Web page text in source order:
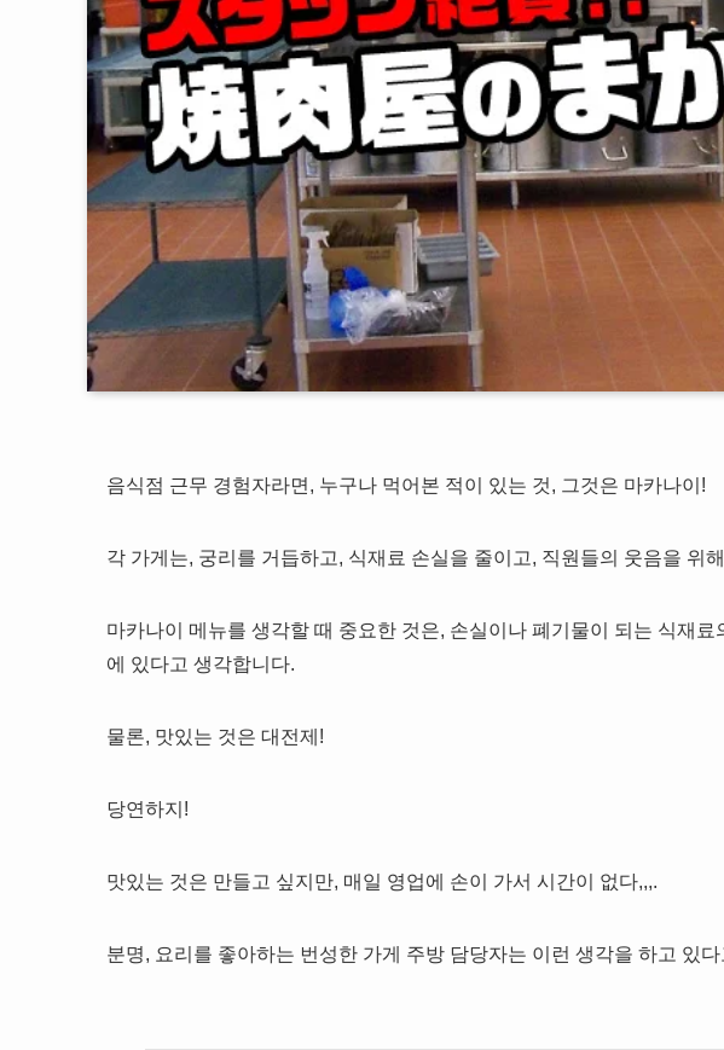
음식점 근무 경험자라면, 누구나 먹어본 적이 있는 것, 그것은 마카나이!
각 가게는, 궁리를 거듭하고, 식재료 손실을 줄이고, 직원들의 웃음을 위
마카나이 메뉴를 생각할 때 중요한 것은, 손실이나 폐기물이 되는 식재료
에 있다고 생각합니다.
물론, 맛있는 것은 대전제!
당연하지!
맛있는 것은 만들고 싶지만, 매일 영업에 손이 가서 시간이 없다,,,.
분명, 요리를 좋아하는 번성한 가게 주방 담당자는 이런 생각을 하고 있